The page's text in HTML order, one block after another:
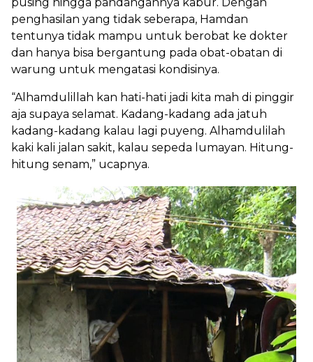
penghasilan yang tidak seberapa, Hamdan
tentunya tidak mampu untuk berobat ke dokter
dan hanya bisa bergantung pada obat-obatan di
warung untuk mengatasi kondisinya.
“Alhamdulillah kan hati-hati jadi kita mah di pinggir
aja supaya selamat. Kadang-kadang ada jatuh
kadang-kadang kalau lagi puyeng. Alhamdulilah
kaki kali jalan sakit, kalau sepeda lumayan. Hitung-
hitung senam,” ucapnya.